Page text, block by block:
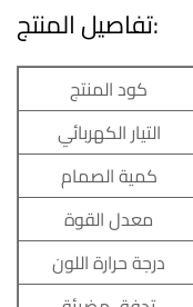
تفاصيل المنتج:
كود المنتج
التيار الكهربائي
كمية الصمام
معدل القوة
درجة حرارة اللون